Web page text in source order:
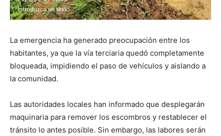
La emergencia ha generado preocupación entre los
habitantes, ya que la vía terciaria quedó completamente
bloqueada, impidiendo el paso de vehículos y aislando a
la comunidad.
Las autoridades locales han informado que desplegarán
maquinaria para remover los escombros y restablecer el
tránsito lo antes posible. Sin embargo, las labores serán